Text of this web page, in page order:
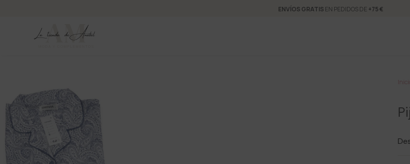
ENVÍOS GRATIS EN PEDIDOS DE +75 €